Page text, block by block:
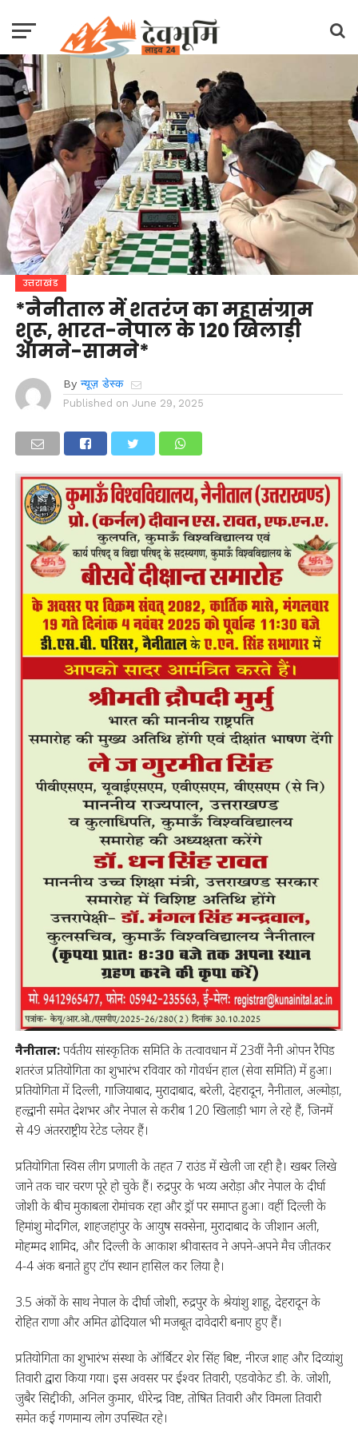
उत्तराखंड
*नैनीताल में शतरंज का महासंग्राम
शुरू, भारत-नेपाल के 120 खिलाड़ी
आमने-सामने*
By न्यूज़ डेस्क
Published on June 29, 2025
नैनीताल:पर्वतीय सांस्कृतिक समिति के तत्वावधान में 23वीं नैनी ओपन रैपिड
शतरंज प्रतियोगिता का शुभारंभ रविवार को गोवर्धन हाल (सेवा समिति) में हुआ।
प्रतियोगिता में दिल्ली, गाजियाबाद, मुरादाबाद, बरेली, देहरादून, नैनीताल, अल्मोड़ा,
हल्द्वानी समेत देशभर और नेपाल से करीब 120 खिलाड़ी भाग ले रहे हैं, जिनमें
से 49 अंतरराष्ट्रीय रेटेड प्लेयर हैं।
प्रतियोगिता स्विस लीग प्रणाली के तहत 7 राउंड में खेली जा रही है। खबर लिखे
जाने तक चार चरण पूरे हो चुके हैं। रुद्रपुर के भव्य अरोड़ा और नेपाल के दीर्घा
जोशी के बीच मुकाबला रोमांचक रहा और ड्रॉ पर समाप्त हुआ। वहीं दिल्ली के
हिमांशु मोदगिल, शाहजहांपुर के आयुष सक्सेना, मुरादाबाद के जीशान अली,
मोहम्मद शामिद, और दिल्ली के आकाश श्रीवास्तव ने अपने-अपने मैच जीतकर
4-4 अंक बनाते हुए टॉप स्थान हासिल कर लिया है।
3.5 अंकों के साथ नेपाल के दीर्घा जोशी, रुद्रपुर के श्रेयांशु शाहू, देहरादून के
रोहित राणा और अमित ढोदियाल भी मजबूत दावेदारी बनाए हुए हैं।
प्रतियोगिता का शुभारंभ संस्था के ऑर्बिटर शेर सिंह बिष्ट, नीरज शाह और दिव्यांशु
तिवारी द्वारा किया गया। इस अवसर पर ईश्वर तिवारी, एडवोकेट डी. के. जोशी,
जुबैर सिद्दीकी, अनिल कुमार, धीरेन्द्र विष्ट, तोषित तिवारी और विमला तिवारी
समेत कई गणमान्य लोग उपस्थित रहे।